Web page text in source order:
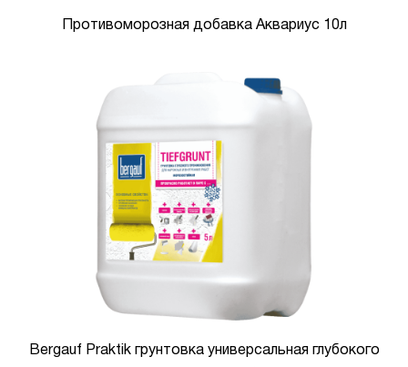
Противоморозная добавка Аквариус 10л
Bergauf Praktik грунтовка универсальная глубокого